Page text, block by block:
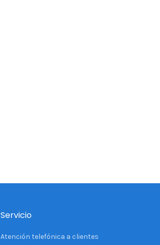
Servicio
Atención telefónica a clientes